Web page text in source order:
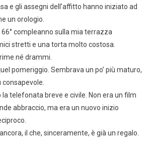
e gli assegni dell’affitto hanno iniziato ad
un orologio.
compleanno sulla mia terrazza
stretti e una torta molto costosa.
né drammi.
pomeriggio. Sembrava un po’ più maturo,
consapevole.
telefonata breve e civile. Non era un film
abbraccio, ma era un nuovo inizio
il che, sinceramente, è già un regalo.